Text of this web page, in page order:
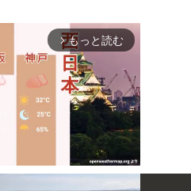
arrow_forward_ios もっと読む